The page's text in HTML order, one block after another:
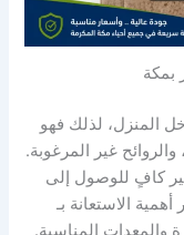
بمكة
المنزل، لذلك فهو
والروائح غير المرغوبة.
كافٍ للوصول إلى
الاستعانة بـ
والمعدات المناسبة.